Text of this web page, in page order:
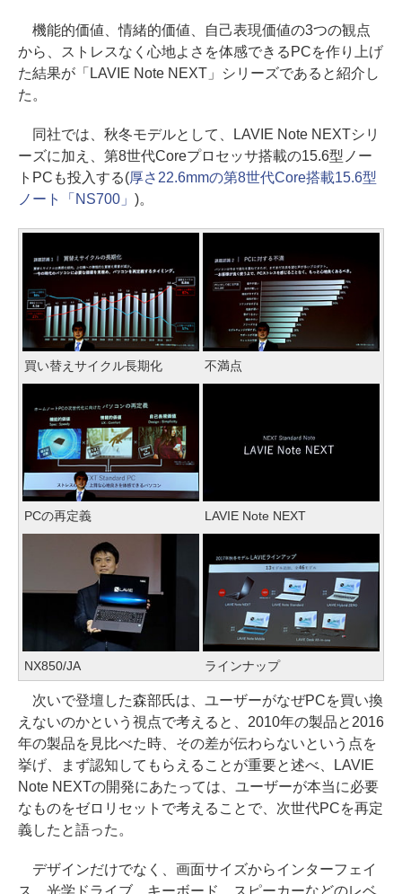
機能的価値、情緒的価値、自己表現価値の3つの観点
から、ストレスなく心地よさを体感できるPCを作り上げ
た結果が「LAVIE Note NEXT」シリーズであると紹介し
た。
同社では、秋冬モデルとして、LAVIE Note NEXTシリ
ーズに加え、第8世代Coreプロセッサ搭載の15.6型ノー
トPCも投入する(厚さ22.6mmの第8世代Core搭載15.6型
ノート「NS700」 )。
買い替えサイクル長期化 不満点
PCの再定義 LAVIE Note NEXT
NX850/JA ラインナップ
次いで登壇した森部氏は、ユーザーがなぜPCを買い換
えないのかという視点で考えると、2010年の製品と2016
年の製品を見比べた時、その差が伝わらないという点を
挙げ、まず認知してもらえることが重要と述べ、LAVIE
Note NEXTの開発にあたっては、ユーザーが本当に必要
なものをゼロリセットで考えることで、次世代PCを再定
義したと語った。
デザインだけでなく、画面サイズからインターフェイ